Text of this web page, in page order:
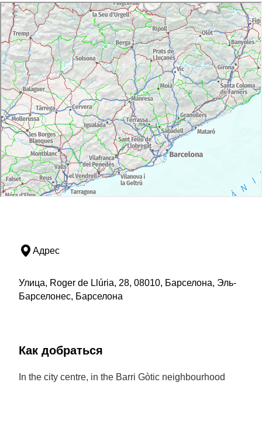
Адрес
Улица, Roger de Llúria, 28, 08010, Барселона, Эль-
Барселонес, Барселона
Как добраться
In the city centre, in the Barri Gòtic neighbourhood